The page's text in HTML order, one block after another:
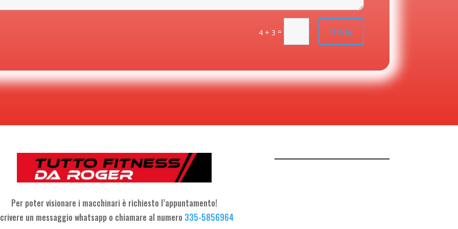
4 + 3 = Invia
Per poter visionare i macchinari è richiesto l’appuntamento!
un messaggio whatsapp o chiamare al numero 335-5856964